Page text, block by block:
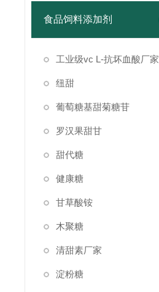
食品饲料添加剂
工业级vc L-抗坏血酸厂家
纽甜
葡萄糖基甜菊糖苷
罗汉果甜甘
甜代糖
健康糖
甘草酸铵
木聚糖
清甜素厂家
淀粉糖